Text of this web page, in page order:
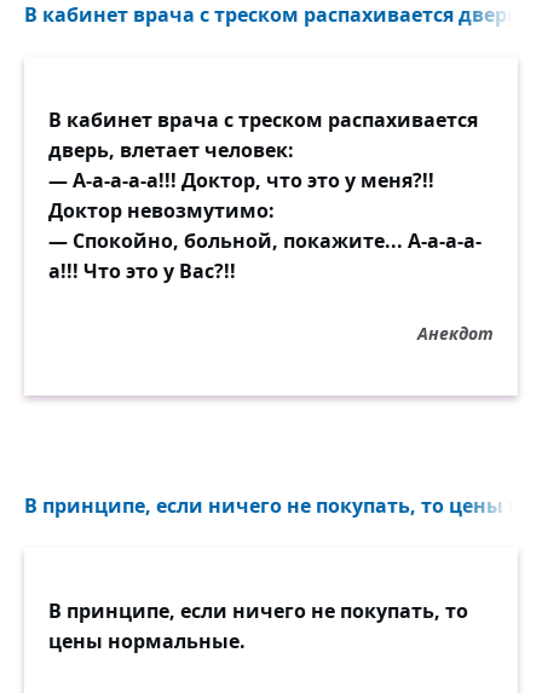
В кабинет врача с треском распахивается дверь,
В кабинет врача с треском распахивается
дверь, влетает человек:
— А-а-а-а-а!!! Доктор, что это у меня?!!
Доктор невозмутимо:
— Спокойно, больной, покажите... А-а-а-а-
а!!! Что это у Вас?!!
Анекдот
В принципе, если ничего не покупать, то цены
В принципе, если ничего не покупать, то
цены нормальные.